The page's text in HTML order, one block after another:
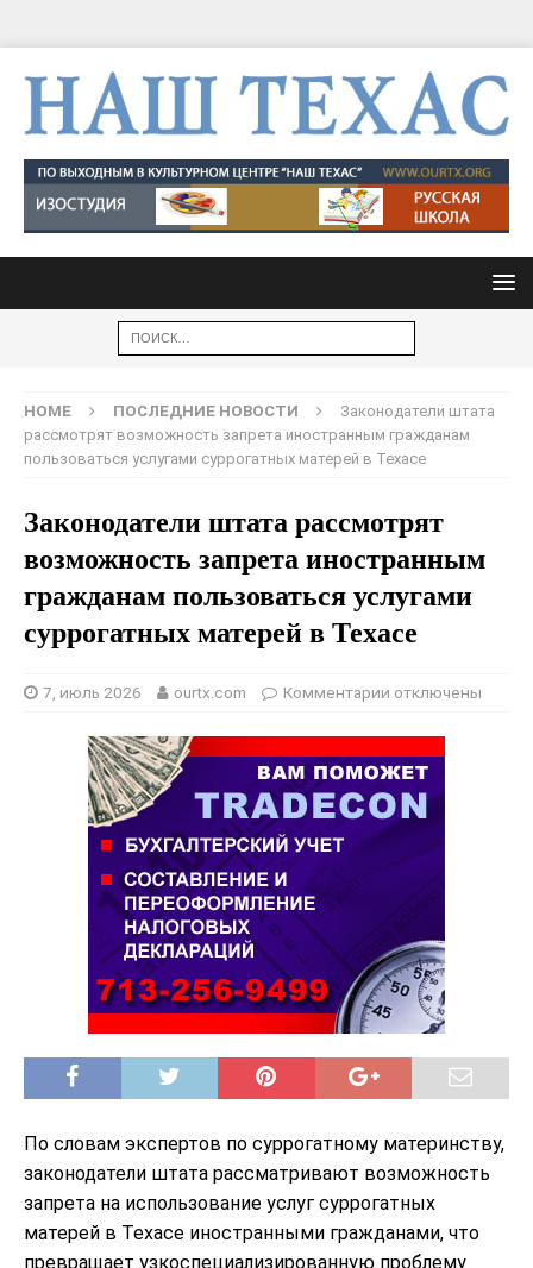
HOME ПОСЛЕДНИЕ НОВОСТИ
Законодатели штата
рассмотрят возможность запрета иностранным гражданам
пользоваться услугами суррогатных матерей в Техасе
Законодатели штата рассмотрят
возможность запрета иностранным
гражданам пользоваться услугами
суррогатных матерей в Техасе
7, июль 2026 ourtx.com Комментарии отключены
По словам экспертов по суррогатному материнству,
законодатели штата рассматривают возможность
запрета на использование услуг суррогатных
матерей в Техасе иностранными гражданами, что
превращает узкоспециализированную проблему